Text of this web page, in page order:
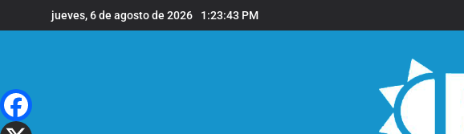
al
jueves, 6 de agosto de 2026 1:23:44 PM